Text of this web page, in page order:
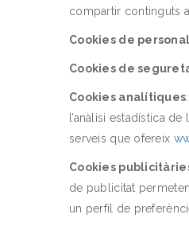
compartir continguts
Cookies de
Cookies de
Cookies analítiques
l’anàlisi estadística
serveis que ofereix
Cookies
de publicitat
un perfil de